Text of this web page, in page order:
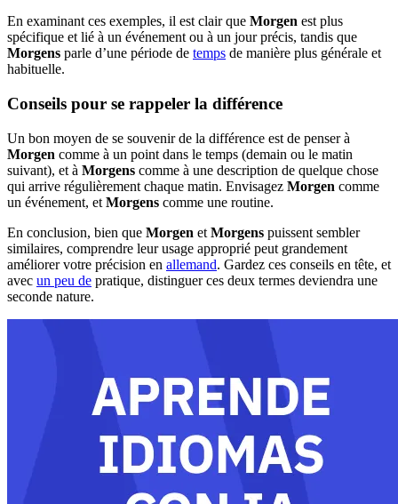
En examinant ces exemples, il est clair que Morgen est plus
spécifique et lié à un événement ou à un jour précis, tandis que
Morgens parle d’une période de temps de manière plus générale et
habituelle.
Conseils pour se rappeler la différence
Un bon moyen de se souvenir de la différence est de penser à
Morgen comme à un point dans le temps (demain ou le matin
suivant), et à Morgens comme à une description de quelque chose
qui arrive régulièrement chaque matin. Envisagez Morgen comme
un événement, et Morgens comme une routine.
En conclusion, bien que Morgen et Morgens puissent sembler
similaires, comprendre leur usage approprié peut grandement
améliorer votre précision en allemand. Gardez ces conseils en tête, et
avec un peu de pratique, distinguer ces deux termes deviendra une
seconde nature.